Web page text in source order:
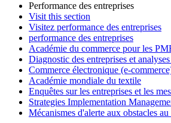
Performance des entreprises
Visit this section
Visitez performance des entreprises
performance des entreprises
Académie du commerce pour les
Diagnostic des entreprises et
Commerce électronique (e-
Académie mondiale du textile
Enquêtes sur les entreprises et les
Strategies Implementation
Mécanismes d'alerte aux obstacles